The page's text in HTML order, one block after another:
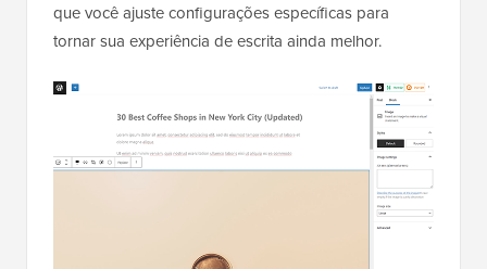
que você ajuste configurações específicas para
tornar sua experiência de escrita ainda melhor.